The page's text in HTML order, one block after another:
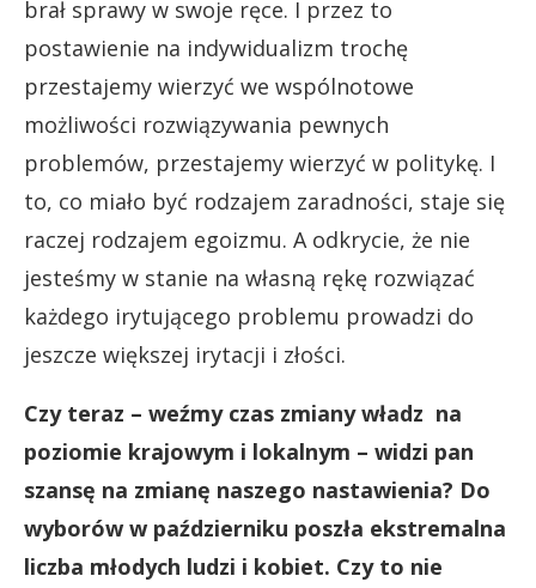
brał sprawy w swoje ręce. I przez to
postawienie na indywidualizm trochę
przestajemy wierzyć we wspólnotowe
możliwości rozwiązywania pewnych
problemów, przestajemy wierzyć w politykę. I
to, co miało być rodzajem zaradności, staje się
raczej rodzajem egoizmu. A odkrycie, że nie
jesteśmy w stanie na własną rękę rozwiązać
każdego irytującego problemu prowadzi do
jeszcze większej irytacji i złości.
Czy teraz – weźmy czas zmiany władz na
poziomie krajowym i lokalnym – widzi pan
szansę na zmianę naszego nastawienia? Do
wyborów w październiku poszła ekstremalna
liczba młodych ludzi i kobiet. Czy to nie